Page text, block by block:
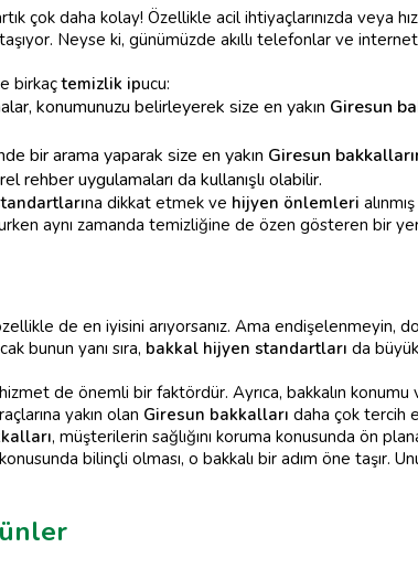
çok daha kolay! Özellikle acil ihtiyaçlarınızda veya
Neyse ki, günümüzde akıllı telefonlar ve
birkaçtemizlik ipucu:
konumunuzu belirleyerek size en yakın Giresun
bir arama yaparak size en yakın Giresun
rehber uygulamaları da kullanışlı olabilir.
na dikkat etmek ve hijyen önlemleri
aynı zamanda temizliğine de özen gösteren bir
de en iyisini arıyorsanız. Ama endişelenmeyin,
bunun yanı sıra, bakkal hijyen standartları da
de önemli bir faktördür. Ayrıca, bakkalın
yakın olan Giresun bakkalları daha çok tercih
, müşterilerin sağlığını koruma konusunda ön
konusunda bilinçli olması, o bakkalı bir adım öne taşır.